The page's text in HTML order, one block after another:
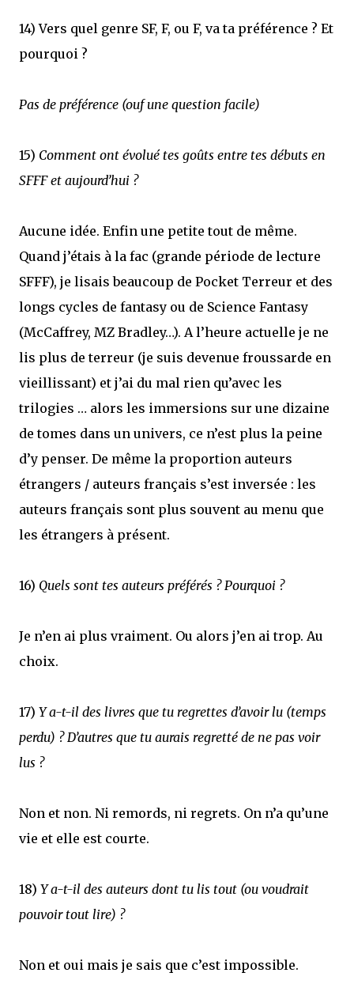
14) Vers quel genre SF, F, ou F, va ta préférence ? Et
pourquoi ?
Pas de préférence (ouf une question facile)
15) Comment ont évolué tes goûts entre tes débuts en
SFFF et aujourd’hui ?
Aucune idée. Enfin une petite tout de même.
Quand j’étais à la fac (grande période de lecture
SFFF), je lisais beaucoup de Pocket Terreur et des
longs cycles de fantasy ou de Science Fantasy
(McCaffrey, MZ Bradley…). A l’heure actuelle je ne
lis plus de terreur (je suis devenue froussarde en
vieillissant) et j’ai du mal rien qu’avec les
trilogies … alors les immersions sur une dizaine
de tomes dans un univers, ce n’est plus la peine
d’y penser. De même la proportion auteurs
étrangers / auteurs français s’est inversée : les
auteurs français sont plus souvent au menu que
les étrangers à présent.
16) Quels sont tes auteurs préférés ? Pourquoi ?
Je n’en ai plus vraiment. Ou alors j’en ai trop. Au
choix.
17) Y a-t-il des livres que tu regrettes d’avoir lu (temps
perdu) ? D’autres que tu aurais regretté de ne pas voir
lus ?
Non et non. Ni remords, ni regrets. On n’a qu’une
vie et elle est courte.
18) Y a-t-il des auteurs dont tu lis tout (ou voudrait
pouvoir tout lire) ?
Non et oui mais je sais que c’est impossible.